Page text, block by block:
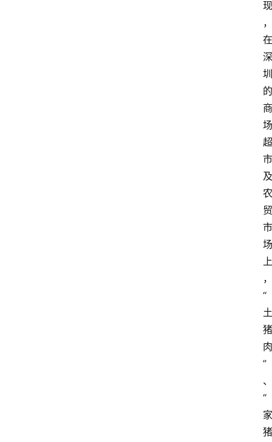
现
，
在
深
圳
的
商
场
超
市
及
农
贸
市
场
上
，
“
土
猪
肉
”
、
“
家
猪